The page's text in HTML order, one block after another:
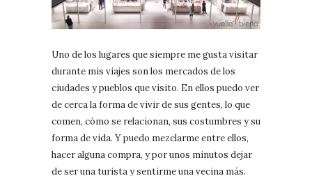
Uno de los lugares que siempre me gusta visitar
durante mis viajes son los mercados de los
ciudades y pueblos que visito. En ellos puedo ver
de cerca la forma de vivir de sus gentes, lo que
comen, cómo se relacionan, sus costumbres y su
forma de vida. Y puedo mezclarme entre ellos,
hacer alguna compra, y por unos minutos dejar
de ser una turista y sentirme una vecina más.